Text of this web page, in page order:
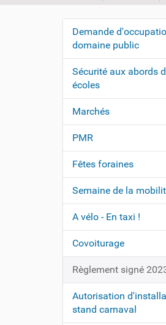
u
t
i
i
:
N
a
v
i
g
t
i
o
n
Demande
domaine public
Sécurité aux abords
écoles
Marchés
PMR
Fêtes foraines
Semaine de la
A vélo - En taxi !
Covoiturage
Règlement signé
Autorisation
stand carnaval